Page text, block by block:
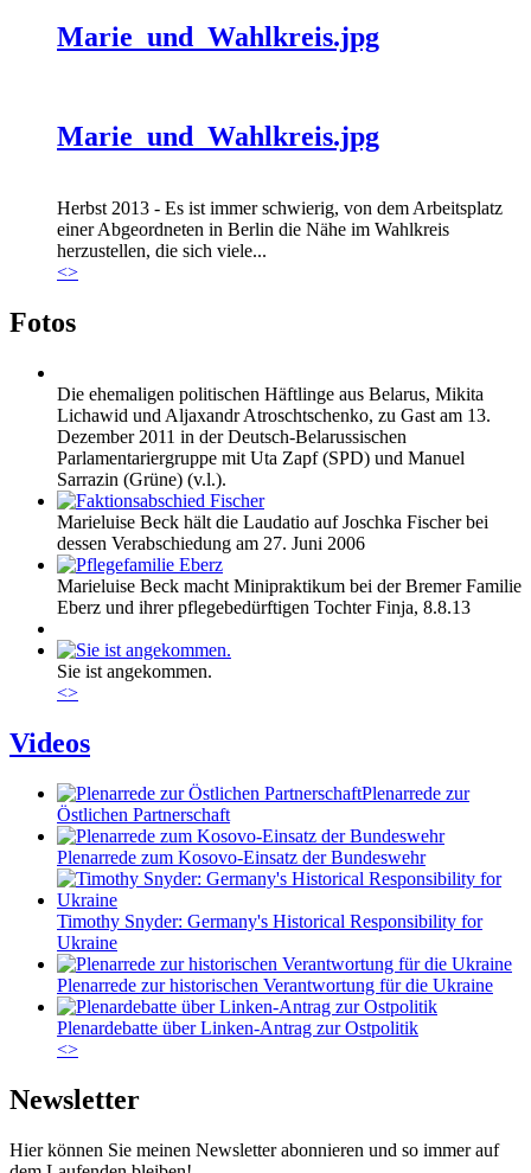
Marie_und_Wahlkreis.jpg
Marie_und_Wahlkreis.jpg
Herbst 2013 - Es ist immer schwierig, von dem Arbeitsplatz
einer Abgeordneten in Berlin die Nähe im Wahlkreis
herzustellen, die sich viele...
<>
Fotos
Die ehemaligen politischen Häftlinge aus Belarus, Mikita
Lichawid und Aljaxandr Atroschtschenko, zu Gast am 13.
Dezember 2011 in der Deutsch-Belarussischen
Parlamentariergruppe mit Uta Zapf (SPD) und Manuel
Sarrazin (Grüne) (v.l.).
Marieluise Beck hält die Laudatio auf Joschka Fischer bei
dessen Verabschiedung am 27. Juni 2006
Marieluise Beck macht Minipraktikum bei der Bremer Familie
Eberz und ihrer pflegebedürftigen Tochter Finja, 8.8.13
Sie ist angekommen.
<>
Videos
Plenarrede zur
Östlichen Partnerschaft
Plenarrede zum Kosovo-Einsatz der Bundeswehr
Timothy Snyder: Germany's Historical Responsibility for
Ukraine
Plenarrede zur historischen Verantwortung für die Ukraine
Plenardebatte über Linken-Antrag zur Ostpolitik
<>
Newsletter
Hier können Sie meinen Newsletter abonnieren und so immer auf